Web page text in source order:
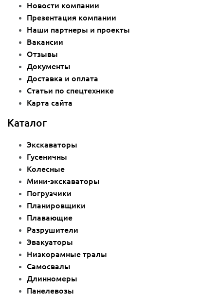
Новости компании
Презентация компании
Наши партнеры и проекты
Вакансии
Отзывы
Документы
Доставка и оплата
Статьи по спецтехнике
Карта сайта
Каталог
Экскаваторы
Гусеничны
Колесные
Мини-экскаваторы
Погрузчики
Планировщики
Плавающие
Разрушители
Эвакуаторы
Низкорамные тралы
Самосвалы
Длинномеры
Панелевозы